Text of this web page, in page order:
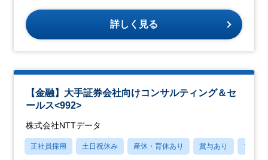
詳しく見る
【金融】大手証券会社向けコンサルティング＆セ
ールス<992>
株式会社NTTデータ
正社員採用 土日祝休み 産休・育休あり 賞与あり フレッ